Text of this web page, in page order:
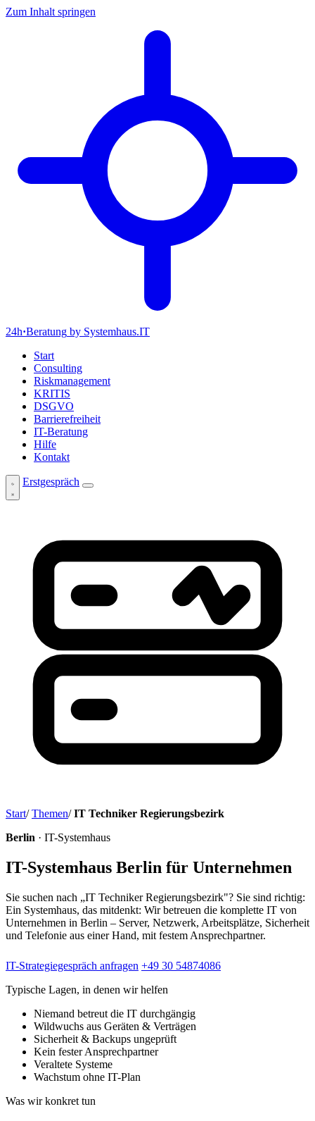
Zum Inhalt springen
24h·Beratung by Systemhaus.IT
Start
Consulting
Riskmanagement
KRITIS
DSGVO
Barrierefreiheit
IT-Beratung
Hilfe
Kontakt
Erstgespräch
Start/ Themen/ IT Techniker Regierungsbezirk
Berlin · IT-Systemhaus
IT-Systemhaus Berlin für Unternehmen
Sie suchen nach „IT Techniker Regierungsbezirk"? Sie sind richtig:
Ein Systemhaus, das mitdenkt: Wir betreuen die komplette IT von
Unternehmen in Berlin – Server, Netzwerk, Arbeitsplätze, Sicherheit
und Telefonie aus einer Hand, mit festem Ansprechpartner.
IT-Strategiegespräch anfragen +49 30 54874086
Typische Lagen, in denen wir helfen
Niemand betreut die IT durchgängig
Wildwuchs aus Geräten & Verträgen
Sicherheit & Backups ungeprüft
Kein fester Ansprechpartner
Veraltete Systeme
Wachstum ohne IT-Plan
Was wir konkret tun